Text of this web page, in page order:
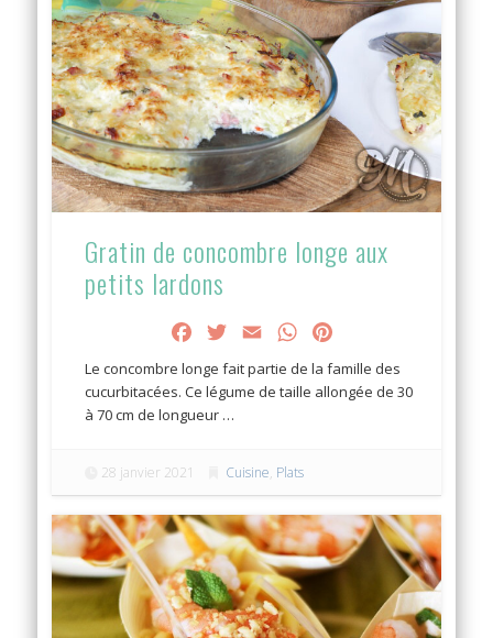
Gratin de concombre longe aux
petits lardons
FacebookTwitter
Email WhatsApp
Le concombre longe fait partie de la famille des
cucurbitacées. Ce légume de taille allongée de 30
à 70 cm de longueur …
28 janvier 2021 Cuisine, Plats